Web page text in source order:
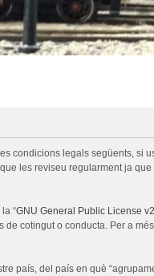
condicions legals següents, si
les reviseu regularment ja que
“GNU General Public License v2
de cotingut o conducta. Per a
país, del país en què